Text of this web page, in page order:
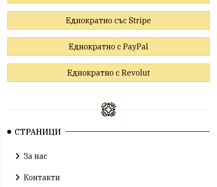
Еднократно със Stripe
Еднократно с PayPal
Еднократно с Revolut
СТРАНИЦИ
За нас
Контакти